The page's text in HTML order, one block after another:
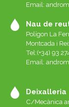
Email:
Nau de
Polígon La
Montcada i
Tel:(+34) 93
Email:
Deixalleria
C/Mecànica